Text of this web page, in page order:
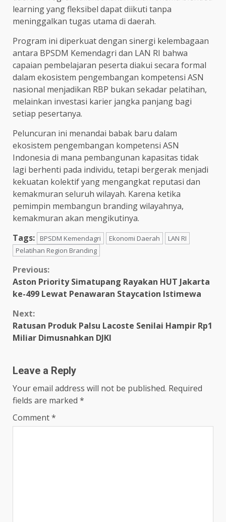
learning yang fleksibel dapat diikuti tanpa
meninggalkan tugas utama di daerah.
Program ini diperkuat dengan sinergi kelembagaan
antara BPSDM Kemendagri dan LAN RI bahwa
capaian pembelajaran peserta diakui secara formal
dalam ekosistem pengembangan kompetensi ASN
nasional menjadikan RBP bukan sekadar pelatihan,
melainkan investasi karier jangka panjang bagi
setiap pesertanya.
Peluncuran ini menandai babak baru dalam
ekosistem pengembangan kompetensi ASN
Indonesia di mana pembangunan kapasitas tidak
lagi berhenti pada individu, tetapi bergerak menjadi
kekuatan kolektif yang mengangkat reputasi dan
kemakmuran seluruh wilayah. Karena ketika
pemimpin membangun branding wilayahnya,
kemakmuran akan mengikutinya.
Tags:
BPSDM Kemendagri Ekonomi Daerah
LAN RI
Pelatihan Region Branding
Continue
Reading
Previous:
Aston Priority Simatupang Rayakan HUT Jakarta
ke-499 Lewat Penawaran Staycation Istimewa
Next:
Ratusan Produk Palsu Lacoste Senilai Hampir Rp1
Miliar Dimusnahkan DJKI
Leave a Reply
Your email address will not be published. Required
fields are marked *
Comment*